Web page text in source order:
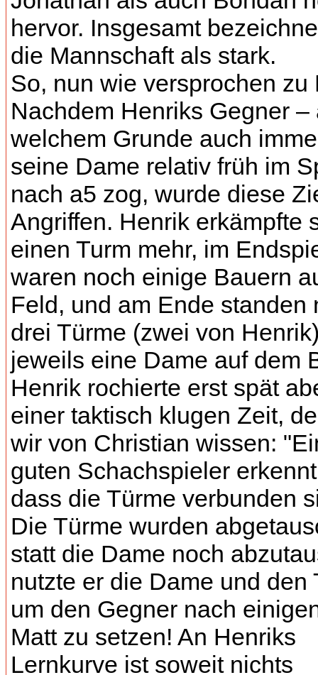
hervor. Insgesamt
die Mannschaft als stark.
So, nun wie versprochen zu
Nachdem Henriks Gegner –
welchem Grunde auch
seine Dame relativ früh im
nach a5 zog, wurde diese
Angriffen. Henrik erkämpfte
einen Turm mehr, im
waren noch einige Bauern
Feld, und am Ende standen
drei Türme (zwei von
jeweils eine Dame auf dem
Henrik rochierte erst spät
einer taktisch klugen Zeit,
wir von Christian wissen:
guten Schachspieler
dass die Türme verbunden
Die Türme wurden
statt die Dame noch
nutzte er die Dame und den
um den Gegner nach
Matt zu setzen! An Henriks
Lernkurve ist soweit nichts